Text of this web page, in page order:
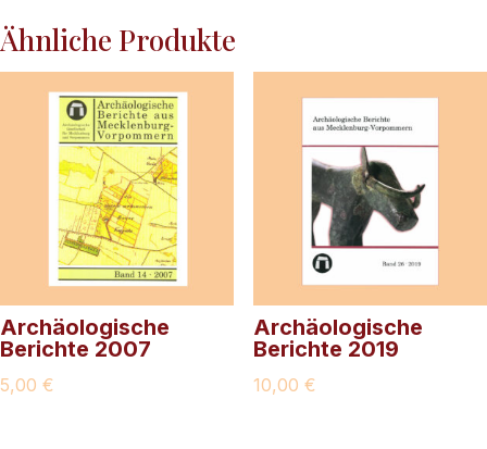
Ähnliche Produkte
Archäologische
Berichte 2007
5,00 €
Archäologische
Berichte 2019
10,00 €